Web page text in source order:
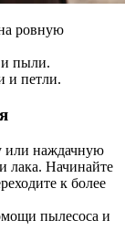
ровную
и пыли.
и петли.
или наждачную
лака. Начинайте
к более
пылесоса и